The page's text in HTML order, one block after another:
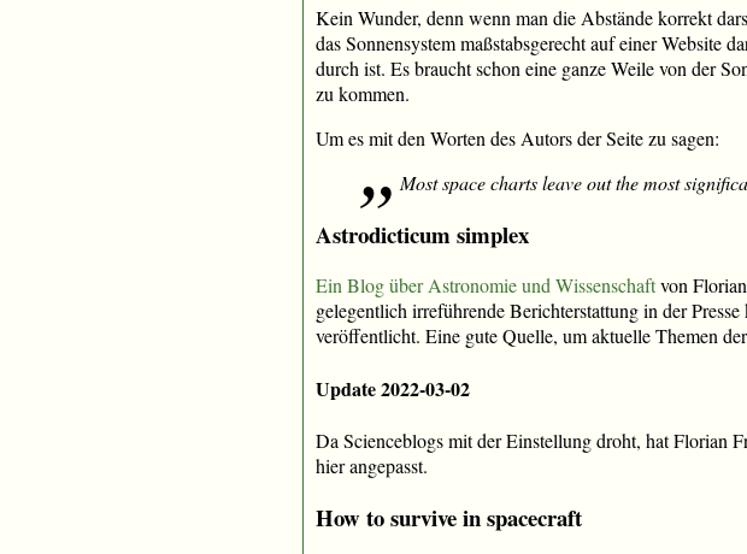
Kein Wunder, denn wenn man die Abstände korrekt
das Sonnensystem maßstabsgerecht auf einer Website
durch ist. Es braucht schon eine ganze Weile von der
zu kommen.
Um es mit den Worten des Autors der Seite zu sagen:
Most space charts leave out the most
Astrodicticum simplex
Ein Blog über Astronomie und Wissenschaftvon
gelegentlich irreführende Berichterstattung in der
veröffentlicht. Eine gute Quelle, um aktuelle Themen
Update 2022-03-02
Da Scienceblogs mit der Einstellung droht, hat Florian
hier angepasst.
How to survive in spacecraft